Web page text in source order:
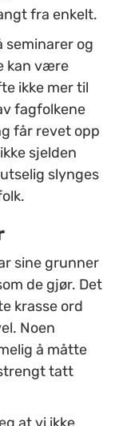
fra enkelt.
seminarer og
kan være
ikke mer til
fagfolkene
får revet opp
sjelden
slynges
sine grunner
de gjør. Det
krasse ord
Noen
å måtte
tatt